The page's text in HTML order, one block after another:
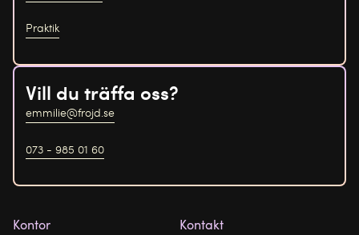
Praktik
Vill du träffa oss?
emmilie@frojd.se
073 - 985 01 60
Kontor Kontakt